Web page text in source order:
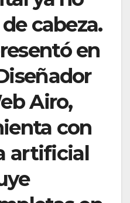
cabeza.
en
Airo,
con
artificial